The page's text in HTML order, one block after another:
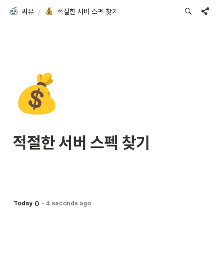
씨유 / 적절한 서버 스펙 찾기
💰
적절한 서버 스펙 찾기
Today 0 - 4 seconds ago